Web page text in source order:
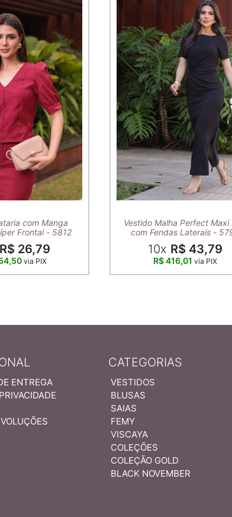
com Manga
Frontal - 5812
R$ 26,79
via PIX
Vestido Malha Perfect Maxi
com Fendas Laterais -
10x R$ 43,79
R$ 416,01via PIX
ENTREGA
CATEGORIAS
VESTIDOS
BLUSAS
SAIAS
FEMY
VISCAYA
COLEÇÕES
COLEÇÃO GOLD
BLACK NOVEMBER